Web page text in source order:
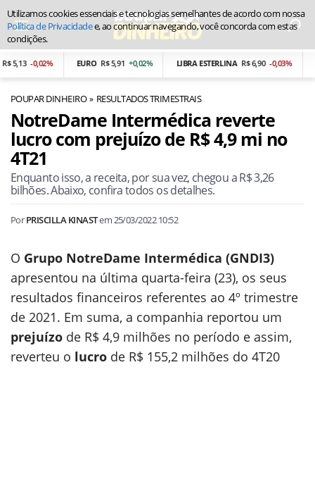
5,13 -0,02% EURO R$ 5,91 +0,02% LIBRA ESTERLINA R$ 6,90 -0,03%
POUPAR DINHEIRO RESULTADOS TRIMESTRAIS
NotreDame Intermédica reverte
lucro com prejuízo de R$ 4,9 mi no
4T21
Enquanto isso, a receita, por sua vez, chegou a R$ 3,26
bilhões. Abaixo, confira todos os detalhes.
PorPRISCILLA KINASTem25/03/2022 10:52
O Grupo NotreDame Intermédica (GNDI3)
apresentou na última quarta-feira (23), os seus
resultados financeiros referentes ao 4º trimestre
de 2021. Em suma, a companhia reportou um
prejuízo de R$ 4,9 milhões no período e assim,
reverteu o lucro de R$ 155,2 milhões do 4T20
Utilizamos cookies essenciais e tecnologias semelhantes de acordo com nossa
Política de Privacidadee, ao continuar navegando, você concorda com estas
condições.